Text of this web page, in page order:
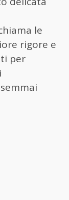
le
rigore e
per